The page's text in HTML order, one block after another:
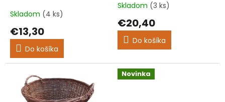
Skladom (4 ks)
€13,30
Do košíka
Priemerné
produktu
5,0
5
hviezdičiek.
Skladom (3 ks)
€20,40
Do košíka
Novinka